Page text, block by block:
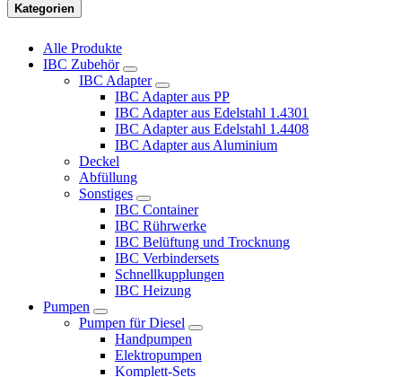
Kategorien
Alle Produkte
IBC Zubehör
IBC Adapter
IBC Adapter aus PP
IBC Adapter aus Edelstahl 1.4301
IBC Adapter aus Edelstahl 1.4408
IBC Adapter aus Aluminium
Deckel
Abfüllung
Sonstiges
IBC Container
IBC Rührwerke
IBC Belüftung und Trocknung
IBC Verbindersets
Schnellkupplungen
IBC Heizung
Pumpen
Pumpen für Diesel
Handpumpen
Elektropumpen
Komplett-Sets